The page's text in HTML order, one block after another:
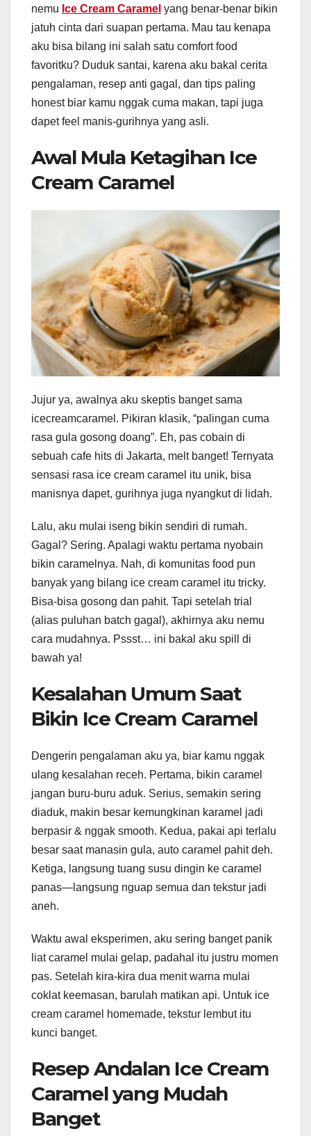
nemu Ice Cream Caramel yang benar-benar bikin
jatuh cinta dari suapan pertama. Mau tau kenapa
aku bisa bilang ini salah satu comfort food
favoritku? Duduk santai, karena aku bakal cerita
pengalaman, resep anti gagal, dan tips paling
honest biar kamu nggak cuma makan, tapi juga
dapet feel manis-gurihnya yang asli.
Awal Mula Ketagihan Ice
Cream Caramel
Jujur ya, awalnya aku skeptis banget sama
icecreamcaramel. Pikiran klasik, “palingan cuma
rasa gula gosong doang”. Eh, pas cobain di
sebuah cafe hits di Jakarta, melt banget! Ternyata
sensasi rasa ice cream caramel itu unik, bisa
manisnya dapet, gurihnya juga nyangkut di lidah.
Lalu, aku mulai iseng bikin sendiri di rumah.
Gagal? Sering. Apalagi waktu pertama nyobain
bikin caramelnya. Nah, di komunitas food pun
banyak yang bilang ice cream caramel itu tricky.
Bisa-bisa gosong dan pahit. Tapi setelah trial
(alias puluhan batch gagal), akhirnya aku nemu
cara mudahnya. Pssst… ini bakal aku spill di
bawah ya!
Kesalahan Umum Saat
Bikin Ice Cream Caramel
Dengerin pengalaman aku ya, biar kamu nggak
ulang kesalahan receh. Pertama, bikin caramel
jangan buru-buru aduk. Serius, semakin sering
diaduk, makin besar kemungkinan karamel jadi
berpasir & nggak smooth. Kedua, pakai api terlalu
besar saat manasin gula, auto caramel pahit deh.
Ketiga, langsung tuang susu dingin ke caramel
panas—langsung nguap semua dan tekstur jadi
aneh.
Waktu awal eksperimen, aku sering banget panik
liat caramel mulai gelap, padahal itu justru momen
pas. Setelah kira-kira dua menit warna mulai
coklat keemasan, barulah matikan api. Untuk ice
cream caramel homemade, tekstur lembut itu
kunci banget.
Resep Andalan Ice Cream
Caramel yang Mudah
Banget